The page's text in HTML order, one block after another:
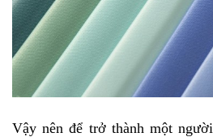
Vậy nên để trở thành một người